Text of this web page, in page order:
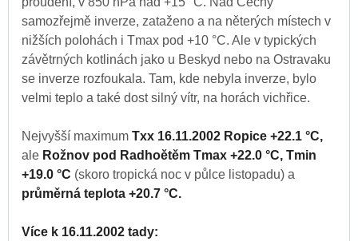
samozřejmě inverze, zataženo a na něterých místech v
nižších polohách i Tmax pod +10 °C. Ale v typických
závětrných kotlinách jako u Beskyd nebo na Ostravaku
se inverze rozfoukala. Tam, kde nebyla inverze, bylo
velmi teplo a také dost silný vítr, na horách vichřice.
Nejvyšší maximum Txx 16.11.2002 Ropice +22.1 °C,
ale Rožnov pod Radhoětěm Tmax +22.0 °C, Tmin
+19.0 °C (skoro tropická noc v půlce listopadu) a
průměrná teplota +20.7 °C.
Více k 16.11.2002 tady: